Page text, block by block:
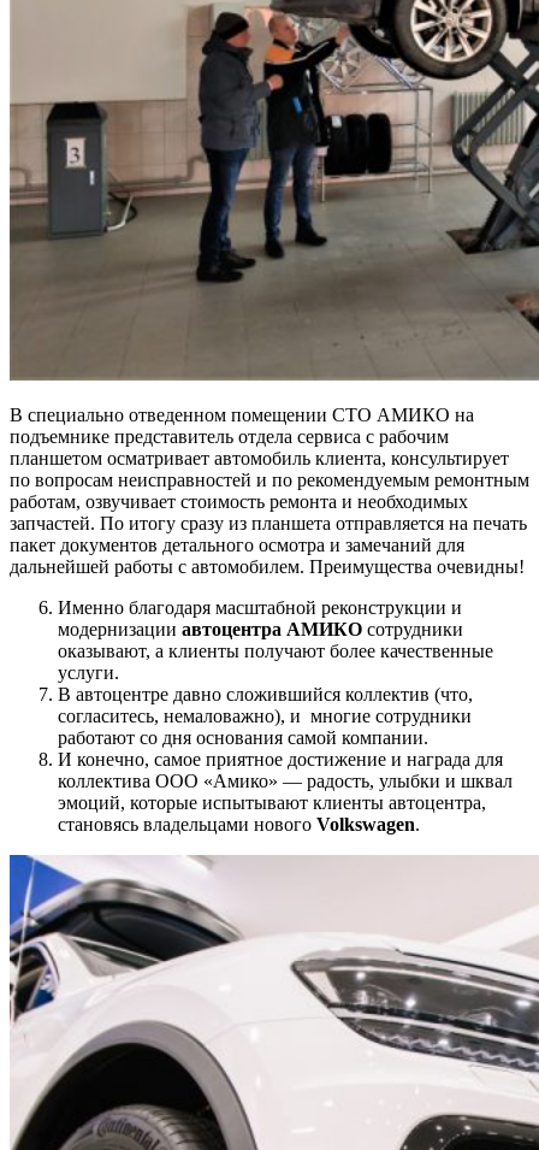
В специально отведенном помещении СТО АМИКО на
подъемнике представитель отдела сервиса с рабочим
планшетом осматривает автомобиль клиента, консультирует
по вопросам неисправностей и по рекомендуемым ремонтным
работам, озвучивает стоимость ремонта и необходимых
запчастей. По итогу сразу из планшета отправляется на печать
пакет документов детального осмотра и замечаний для
дальнейшей работы с автомобилем. Преимущества очевидны!
Именно благодаря масштабной реконструкции и
модернизации автоцентра АМИКО сотрудники
оказывают, а клиенты получают более качественные
услуги.
В автоцентре давно сложившийся коллектив (что,
согласитесь, немаловажно), и многие сотрудники
работают со дня основания самой компании.
И конечно, самое приятное достижение и награда для
коллектива ООО «Амико» — радость, улыбки и шквал
эмоций, которые испытывают клиенты автоцентра,
становясь владельцами нового Volkswagen.